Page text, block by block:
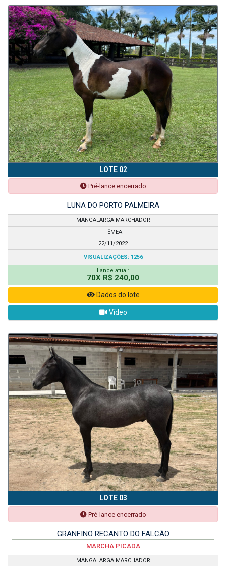
LOTE 02
Pré-lance encerrado
LUNA DO PORTO PALMEIRA
MANGALARGA MARCHADOR
FÊMEA
22/11/2022
VISUALIZAÇÕES: 1256
Lance atual:
70X R$ 240,00
Dados do lote
Vídeo
LOTE 03
Pré-lance encerrado
GRANFINO RECANTO DO FALCÃO
MARCHA PICADA
MANGALARGA MARCHADOR